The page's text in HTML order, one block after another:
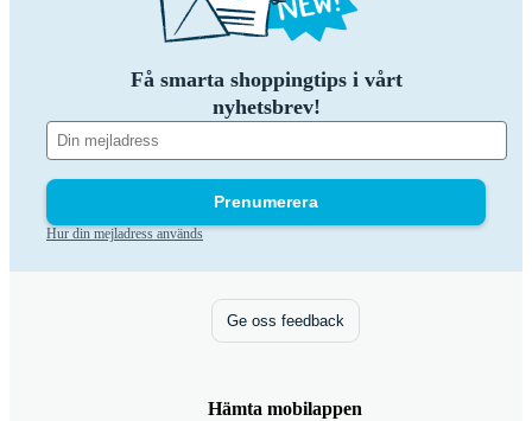
Få smarta shoppingtips i vårt
nyhetsbrev!
Prenumerera
Hur din mejladress används
Ge oss feedback
Hämta mobilappen